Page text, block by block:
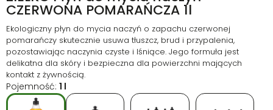
CZERWONA POMARAŃCZA 1l
Ekologiczny płyn do mycia naczyń o zapachu czerwonej
pomarańczy skutecznie usuwa tłuszcz, brud i przypalenia,
pozostawiając naczynia czyste i lśniące. Jego formuła jest
delikatna dla skóry i bezpieczna dla powierzchni mających
kontakt z żywnością.
Pojemność: 1 l